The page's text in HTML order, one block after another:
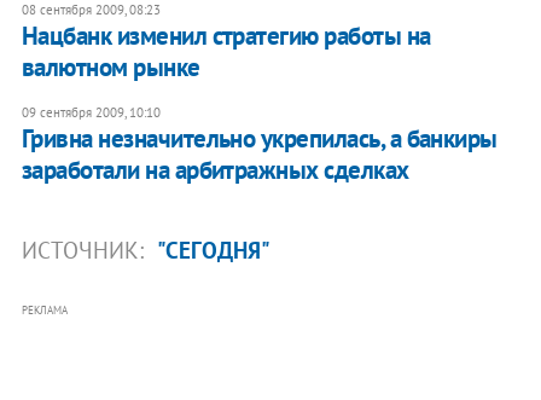
08 сентября 2009, 08:23
Нацбанк изменил стратегию работы на
валютном рынке
09 сентября 2009, 10:10
Гривна незначительно укрепилась, а банкиры
заработали на арбитражных сделках
ИСТОЧНИК: "СЕГОДНЯ"
РЕКЛАМА